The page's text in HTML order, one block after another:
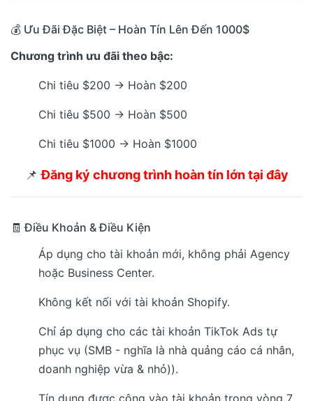
💰 Ưu Đãi Đặc Biệt – Hoàn Tín Lên Đến 1000$
Chương trình ưu đãi theo bậc:
Chi tiêu $200 → Hoàn $200
Chi tiêu $500 → Hoàn $500
Chi tiêu $1000 → Hoàn $1000
📌Đăng ký chương trình hoàn tín lớn tại đây
🧾 Điều Khoản & Điều Kiện
Áp dụng cho tài khoản mới, không phải Agency
hoặc Business Center.
Không kết nối với tài khoản Shopify.
Chỉ áp dụng cho các tài khoản TikTok Ads tự
phục vụ (SMB - nghĩa là nhà quảng cáo cá nhân,
doanh nghiệp vừa & nhỏ)).
Tín dụng được cộng vào tài khoản trong vòng 7